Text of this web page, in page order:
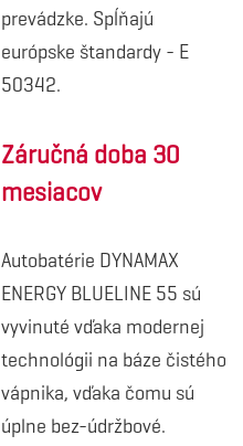
prevádzke. Spĺňajú
európske štandardy - E
50342.
Záručná doba 30
mesiacov
Autobatérie DYNAMAX
ENERGY BLUELINE 55 sú
vyvinuté vďaka modernej
technológii na báze čistého
vápnika, vďaka čomu sú
úplne bez-údržbové.